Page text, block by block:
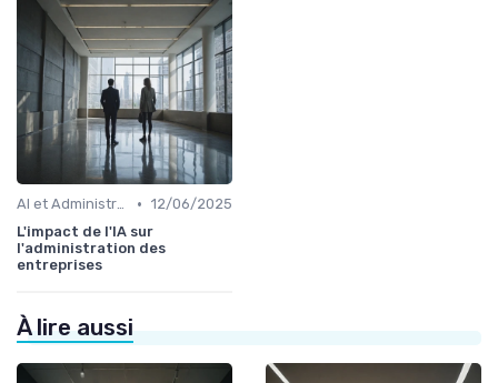
AI et Administration • 12/06/2025
L'impact de l'IA sur
l'administration des
entreprises
À lire aussi